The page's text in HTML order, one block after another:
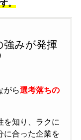
。
強みが発揮
がら選考落ちの
を知り、ラクに
に合った企業を